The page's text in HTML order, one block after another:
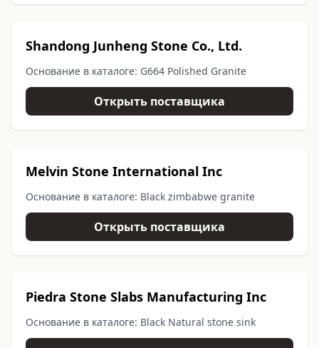
Shandong Junheng Stone Co., Ltd.
Основание в каталоге: G664 Polished Granite
Открыть поставщика
Melvin Stone International Inc
Основание в каталоге: Black zimbabwe granite
Открыть поставщика
Piedra Stone Slabs Manufacturing Inc
Основание в каталоге: Black Natural stone sink